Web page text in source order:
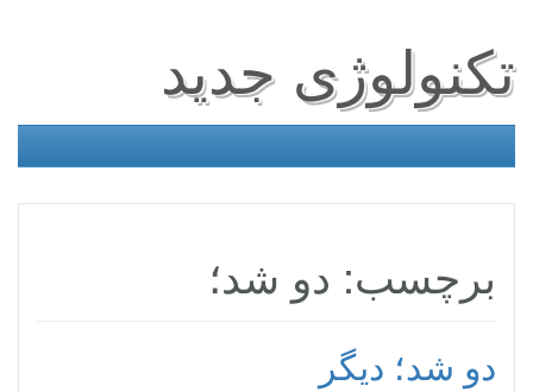
تکنولوژی جدید
برچسب: دو شد؛
دو شد؛ دیگر